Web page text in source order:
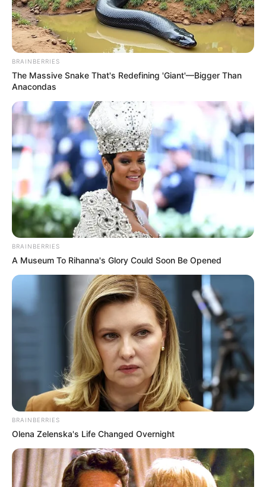
Teljesen másmilyennek képzelték Orbán hívei
Magyar Pétert. A hétfői nemzetközi
sajtótájékoztató után sokaknak leesett az álla.
BRAINBERRIES
The Massive Snake That's Redefining 'Giant'—Bigger Than
Anacondas
BRAINBERRIES
A Museum To Rihanna's Glory Could Soon Be Opened
BRAINBERRIES
Olena Zelenska's Life Changed Overnight